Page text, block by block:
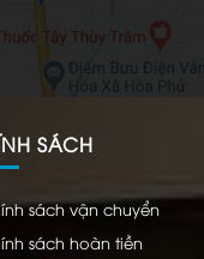
SÁCH
sách vận chuyển
sách hoàn tiền